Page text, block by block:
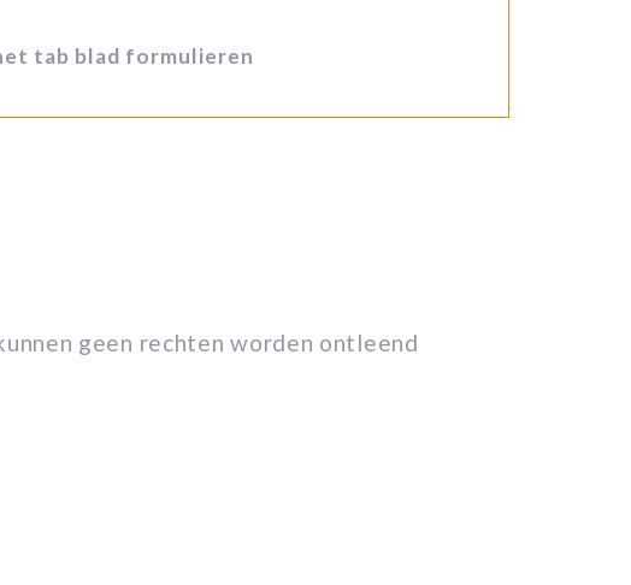
tab blad formulieren
geen rechten worden ontleend